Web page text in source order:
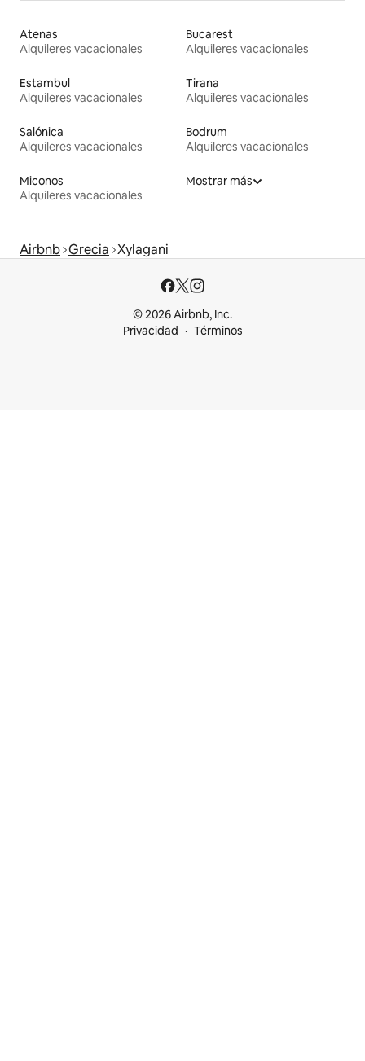
Atenas
Alquileres vacacionales
Bucarest
Alquileres vacacionales
Estambul
Alquileres vacacionales
Tirana
Alquileres vacacionales
Salónica
Alquileres vacacionales
Bodrum
Alquileres vacacionales
Miconos
Alquileres vacacionales
Mostrar más
Airbnb Grecia Xylagani
© 2026 Airbnb, Inc.
Privacidad
Términos